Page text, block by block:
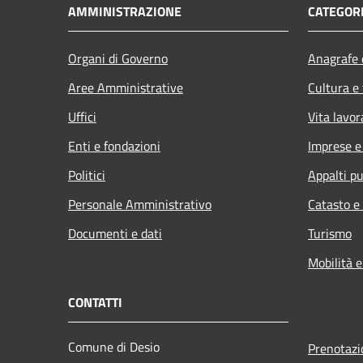
AMMINISTRAZIONE
Organi di Governo
Aree Amministrative
Uffici
Enti e fondazioni
Politici
Personale Amministrativo
Documenti e dati
Cultura
Vita
Imprese
Appalti
Catasto
Turismo
Mobilità
CONTATTI
Comune di Desio